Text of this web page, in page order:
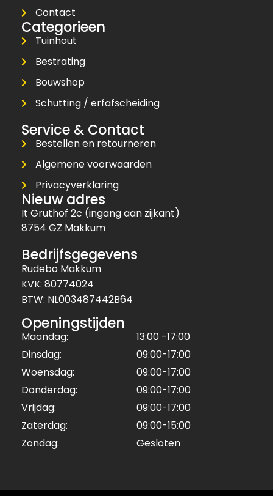
Contact
Categorieen
Tuinhout
Bestrating
Bouwshop
Schutting / erfafscheiding
Service & Contact
Bestellen en retourneren
Algemene voorwaarden
Privacyverklaring
Nieuw adres
It Gruthof 2c (ingang aan zijkant)
8754 GZ Makkum
Bedrijfsgegevens
Rudebo Makkum
KVK: 80774024
BTW: NL003487442B64
Openingstijden
Maandag:
13:00 -17:00
Dinsdag:
09:00-17:00
Woensdag:
09:00-17:00
Donderdag:
09:00-17:00
Vrijdag:
09:00-17:00
Zaterdag:
09:00-15:00
Zondag:
Gesloten